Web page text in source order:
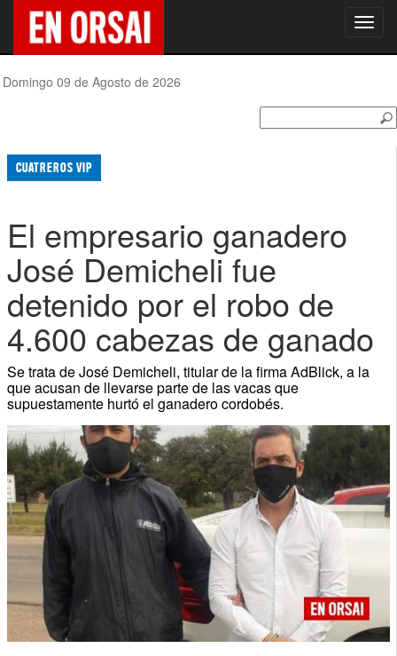
Domingo 09 de Agosto de 2026
CUATREROS VIP
El empresario ganadero
José Demicheli fue
detenido por el robo de
4.600 cabezas de ganado
Se trata de José Demicheli, titular de la firma AdBlick, a la
que acusan de llevarse parte de las vacas que
supuestamente hurtó el ganadero cordobés.